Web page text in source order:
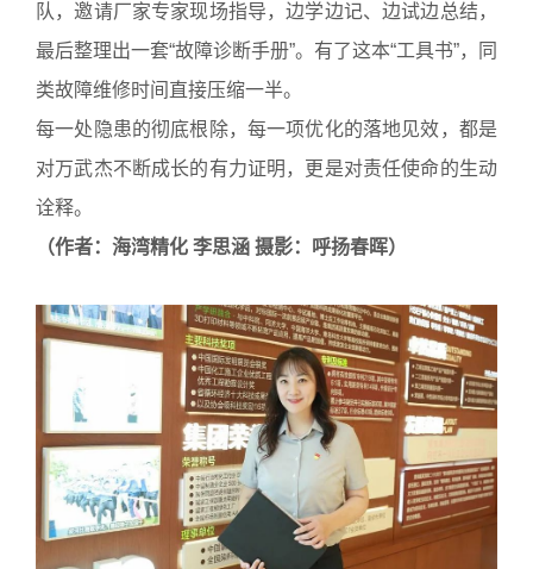
队，邀请厂家专家现场指导，边学边记、边试边总结，
最后整理出一套“故障诊断手册”。有了这本“工具书”，同
类故障维修时间直接压缩一半。
每一处隐患的彻底根除，每一项优化的落地见效，都是
对万武杰不断成长的有力证明，更是对责任使命的生动
诠释。
（作者：海湾精化 李思涵 摄影：呼扬春晖）